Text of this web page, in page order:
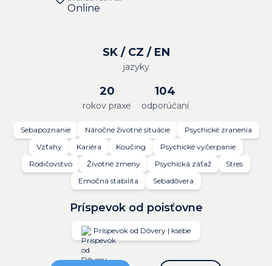
Online
SK / CZ / EN
jazyky
20
rokov praxe
104
odporúčaní
Sebapoznanie Náročné životné situácie
Psychické zranenia
Vzťahy
Kariéra Koučing
Psychické vyčerpanie
Rodičovstvo
Životné zmeny Psychická záťaž
Stres
Emočná stabilita
Sebadôvera
Príspevok od poisťovne
Príspevok od Dôvery | ksebe